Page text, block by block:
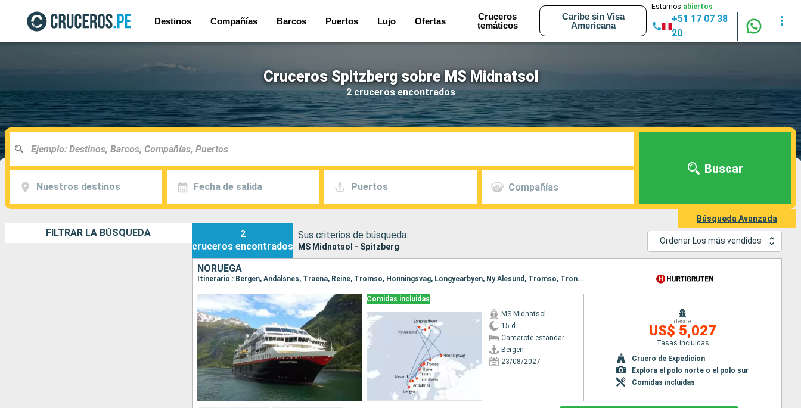
Destinos Compañías Barcos Puertos Lujo Ofertas
Cruceros
temáticos
Caribe sin Visa
Americana
Estamos abiertos
+51 17 07 38
20
Cruceros Spitzberg sobre MS Midnatsol
2 cruceros encontrados
Nuestros destinos Fecha de salida Puertos Compañías
Buscar
Búsqueda Avanzada
FILTRAR LA BÚSQUEDA
2
cruceros encontrados
Sus criterios de búsqueda:
MS Midnatsol - Spitzberg
Ordenar Los más vendidos
NORUEGA
Itinerario : Bergen, Andalsnes, Traena, Reine, Tromso, Honningsvag, Longyearbyen, Ny Alesund, Tromso, Trondheim, Stokmarknes, Svolvaer, Stokmarknes, Svolvaer, Alesund, Spitzberg, Bergen, Alesund, Spitzberg, Bergen
Comidas incluidas
MS Midnatsol
15 d
Camarote estándar
Bergen
23/08/2027
desde
US$ 5,027
Tasas incluidas
Cruero de Expedicion
Explora el polo norte o el polo sur
Comidas incluidas